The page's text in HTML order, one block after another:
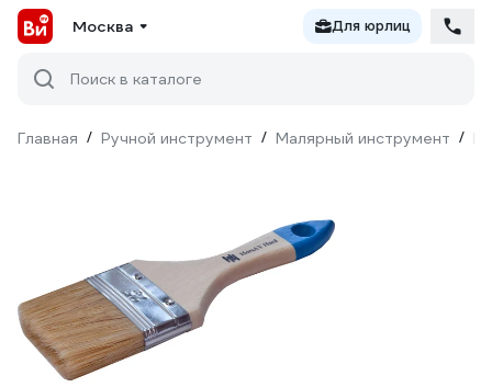
Москва Для юрлиц
Поиск в каталоге
Главная / Ручной инструмент / Малярный инструмент /